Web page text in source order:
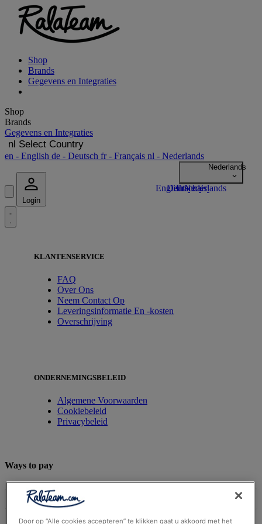
Shop
Brands
Gegevens en Integraties
Shop
Brands
Gegevens en Integraties
nl Select Country
en - English de - Deutsch fr- Français nl - Nederlands
Login
KLANTENSERVICE
FAQ
Over Ons
Neem Contact Op
Leveringsinformatie En -kosten
Overschrijving
ONDERNEMINGSBELEID
Algemene Voorwaarden
Cookiebeleid
Privacybeleid
Ways to pay
Door op “Alle cookies accepteren” te klikken gaat u akkoord met het